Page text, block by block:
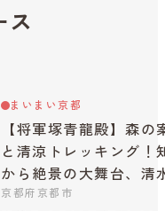
ス
まいまい京都
【将軍塚青龍殿】森の
と清涼トレッキング！
から絶景の大舞台、清
京都府京都市